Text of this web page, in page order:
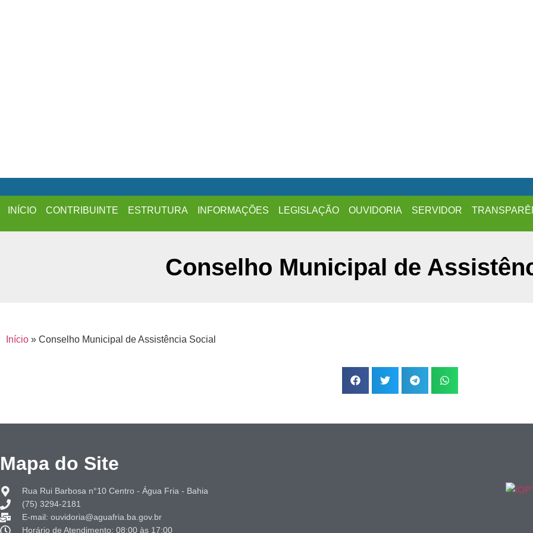
INÍCIO CONTRIBUINTE ESTRUTURA INFORMAÇÕES LEGISLAÇÃO OUVIDORIA SERVIDOR
Conselho Municipal de
Início » Conselho Municipal de Assistência Social
Mapa do Site
Rua Rui Barbosa n°10 Centro - Água Fria - Bahia
(75) 3294-2181
E-mail: ouvidoria@aguafria.ba.gov.br
Horário de Atendimento: 08:00 às 17:00